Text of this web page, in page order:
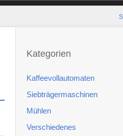
Kategorien
Kaffeevollautomaten
Siebträgermaschinen
Mühlen
Verschiedenes